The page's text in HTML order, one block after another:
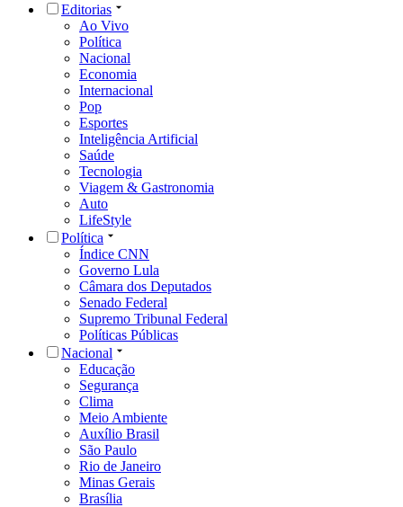
Editorias
Ao Vivo
Política
Nacional
Economia
Internacional
Pop
Esportes
Inteligência Artificial
Saúde
Tecnologia
Viagem & Gastronomia
Auto
LifeStyle
Política
Índice CNN
Governo Lula
Câmara dos Deputados
Senado Federal
Supremo Tribunal Federal
Políticas Públicas
Nacional
Educação
Segurança
Clima
Meio Ambiente
Auxílio Brasil
São Paulo
Rio de Janeiro
Minas Gerais
Brasília